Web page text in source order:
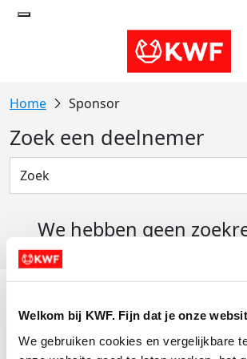
Welkom bij KWF. Fijn dat je onze
We gebruiken cookies en vergelijkbare
Sponsor
Zoek een deelnemer
We hebben geen
Actiematerialen
Evenementen